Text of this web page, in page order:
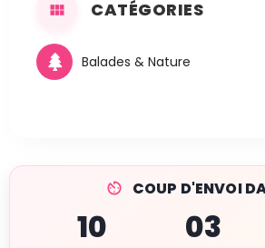
CATÉGORIES
Balades & Nature
COUP D'ENVOI
10 03